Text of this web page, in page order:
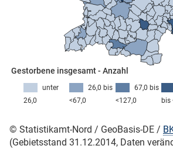
Gestorbene insgesamt - Anzahl
bis
67,0 bis
<127,0
26,0 bis
<67,0
unter
26,0
© Statistikamt-Nord / GeoBasis-DE /
(Gebietsstand 31.12.2014, Daten